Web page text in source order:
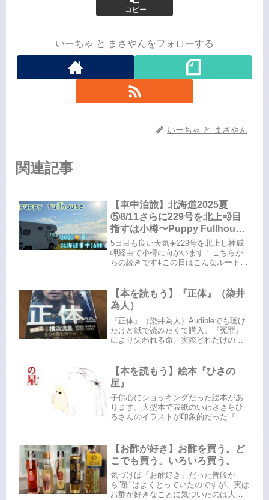
コピー
いーちゃ と まさやんをフォローする
いーちゃ と まさやん
関連記事
【車中泊旅】北海道2025夏
⑤8/11さらに229号を北上💨目
指すは小樽〜Puppy Fullhouse
初の北海道
5日目も良い天気☀️229号を北上し神威
岬経由で小樽に向かいます！こちらか
らの続きです⬇️この日はこんなルート
寝床は、『道の駅 オスコイ！かもえな
い』1995年 8月に開...
【本を読もう】『正体』（染井
為人）
『正体』（染井為人）Audibleでも聴け
たけど紙で読みたくて購入。『冤罪』
により失われる命。実際どれだけの冤
察、検察、メディアの在り方と、それ
によって晒される世間の目。そ...
【本を読もう】絵本『ひさの
星』
子供心にショッキングだった絵本があ
ります。大型本で表紙のいわさきちひ
ろさんのイラストが印象的だった『ひ
ね。こちらも母に何度も読んでもらっ
ていました。ここで語ることは憚られ
るほ...
【お酢が好き】お酢を買う。ど
こでも買う。いろいろ買う。
気づけば「お酢好き」だった普段か
ら"酢"はよくとっていたのですが、実は
お酢が好きなことに気づいたのは大人